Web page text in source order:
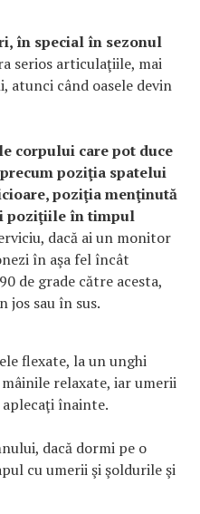
în special în sezonul
serios articulaţiile, mai
atunci când oasele devin
corpului care pot duce
poziţia spatelui
poziţia menţinută
poziţiile în timpul
dacă ai un monitor
în aşa fel încât
de grade către acesta,
jos sau în sus.
flexate, la un unghi
relaxate, iar umerii
înainte.
dacă dormi pe o
cu umerii şi şoldurile şi